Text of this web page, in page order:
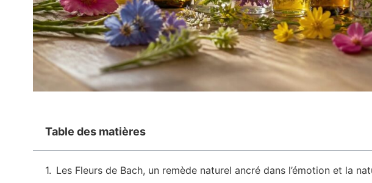
Table des matières
Les Fleurs de Bach, un remède naturel ancré dans l’émotion et la